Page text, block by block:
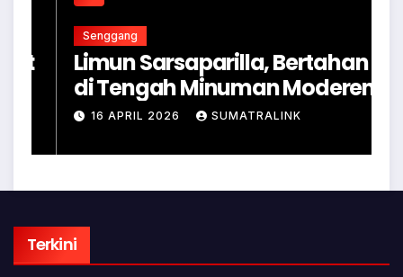
Senggang
Limun Sarsaparilla, Bertahan
di Tengah Minuman Moderen
16 APRIL 2026 SUMATRALINK
Terkini